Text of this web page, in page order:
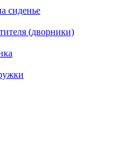
сиденье
(дворники)